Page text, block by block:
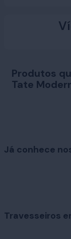
Produtos
Tate
Já conhece
Travesseiros